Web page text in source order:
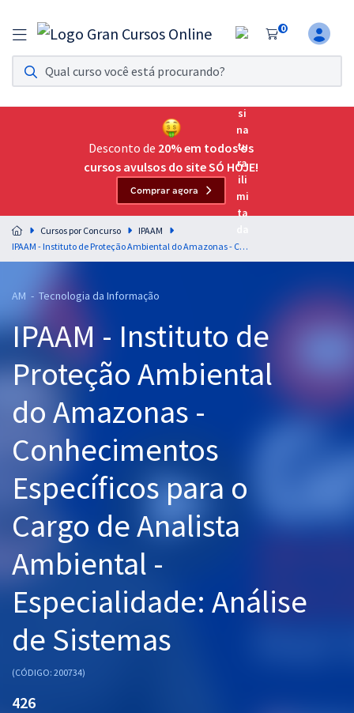
0
Assinatura Ilimitada 11
Acesso a todos os cursos. Teste grátis por 7 dias!
Assinatura OAB Até Passar
Acesso ilimitado a toda preparação para o Exame da
Residências Multiprofissionais
Preparação completa e intensiva para as principais
residências em saúde do Brasil
Cursos 20% OFF
Pós
Graduação
OAB
Questões grátis
Aprovados
Desconto de 20% em todos os
cursos avulsos do site SÓ HOJE!
Comprar agora
Cursos por Concurso
IPAAM
IPAAM - Instituto de Proteção Ambiental do Amazonas - Conhecimentos Específicos para o Cargo de Analista Ambiental - Especialidade: Análise de Sistemas
AM - Tecnologia da Informação
IPAAM - Instituto de
Proteção Ambiental
do Amazonas -
Conhecimentos
Específicos para o
Cargo de Analista
Ambiental -
Especialidade: Análise
de Sistemas
(CÓDIGO: 200734)
426